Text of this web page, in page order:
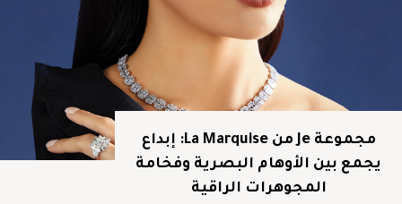
مجموعة Je من La Marquise: إبداع
يجمع بين الأوهام البصرية وفخامة
المجوهرات الراقية